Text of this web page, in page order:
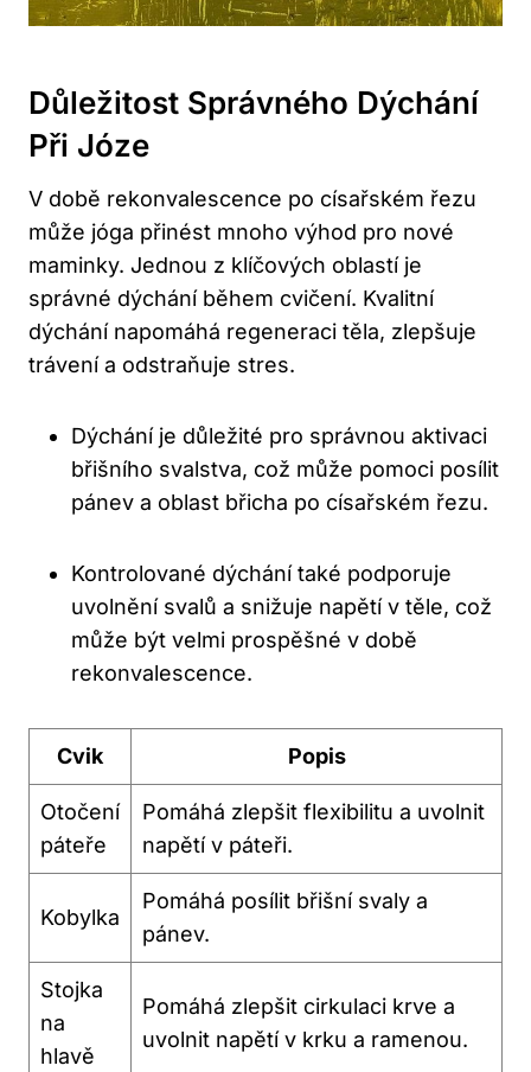
Důležitost Správného Dýchání
Při Józe
V době rekonvalescence po císařském řezu
může jóga přinést mnoho výhod pro nové
maminky. Jednou z klíčových oblastí je
správné dýchání během cvičení. Kvalitní
dýchání napomáhá regeneraci těla, zlepšuje
trávení a odstraňuje stres.
Dýchání je důležité pro správnou aktivaci
břišního svalstva, což může pomoci posílit
pánev a oblast břicha po císařském řezu.
Kontrolované dýchání také podporuje
uvolnění svalů a snižuje napětí v těle, což
může být velmi prospěšné v době
rekonvalescence.
Cvik Popis
Otočení
páteře
Pomáhá zlepšit flexibilitu a uvolnit
napětí v páteři.
Kobylka
Pomáhá posílit břišní svaly a
pánev.
Stojka
na
hlavě
Pomáhá zlepšit cirkulaci krve a
uvolnit napětí v krku a ramenou.